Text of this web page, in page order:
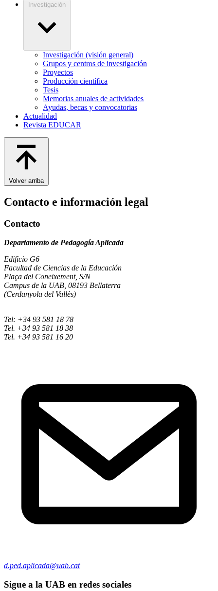
Investigación
Investigación (visión general)
Grupos y centros de investigación
Proyectos
Producción científica
Tesis
Memorias anuales de actividades
Ayudas, becas y convocatorias
Actualidad
Revista EDUCAR
Volver arriba
Contacto e información legal
Contacto
Departamento de Pedagogía Aplicada
Edificio G6
Facultad de Ciencias de la Educación
Plaça del Coneixement, S/N
Campus de la UAB, 08193 Bellaterra
(Cerdanyola del Vallès)
Tel: +34 93 581 18 78
Tel. +34 93 581 18 38
Tel. +34 93 581 16 20
d.ped.aplicada@uab.cat
Sigue a la UAB en redes sociales